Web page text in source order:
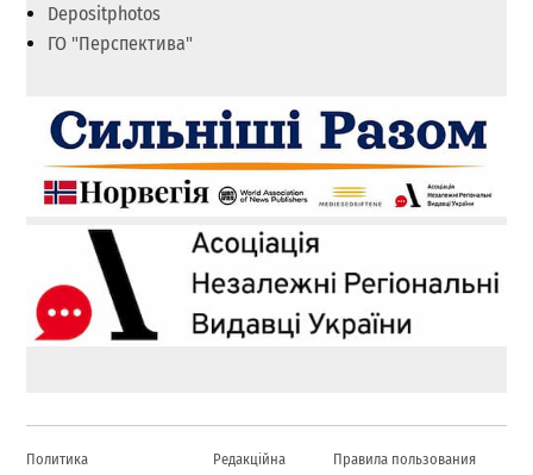
Depositphotos
ГО "Перспектива"
Политика
Редакційна
Правила пользования